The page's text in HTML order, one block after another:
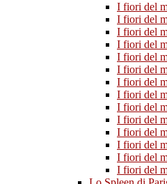
I fiori del
I fiori del
I fiori del
I fiori del
I fiori del
I fiori del
I fiori del
I fiori del
I fiori del
I fiori del
I fiori del
I fiori del
I fiori del
I fiori del